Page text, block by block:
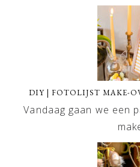
DIY | FOTOLIJST MAKE-
Vandaag gaan we een